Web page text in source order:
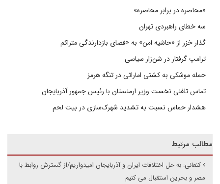
«محاصره در برابر محاصره»
سه خطای راهبردی تهران
گذار خزر از «حاشیه امن» به «فضای بازدارندگی متراکم
ترامپ گرفتار در شن‌زار سیاسی
حمله موشکی به کشتی اماراتی در تنگه هرمز
تماس تلفنی نخست وزیر ارمنستان با رئیس جمهور آذربایجان
هشدار حماس نسبت به تشدید شهرک‌سازی در بیت‌ لحم
مطالب مرتبط
کنعانی: به حل اختلافات ایران و آذربایجان امیدواریم/از گسترش روابط با
مصر و بحرین استقبال می کنیم